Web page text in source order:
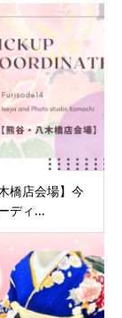
橋店会場】今
ディ...